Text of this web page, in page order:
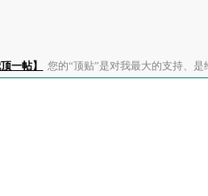
一帖】 您的“顶贴”是对我最大的支持、